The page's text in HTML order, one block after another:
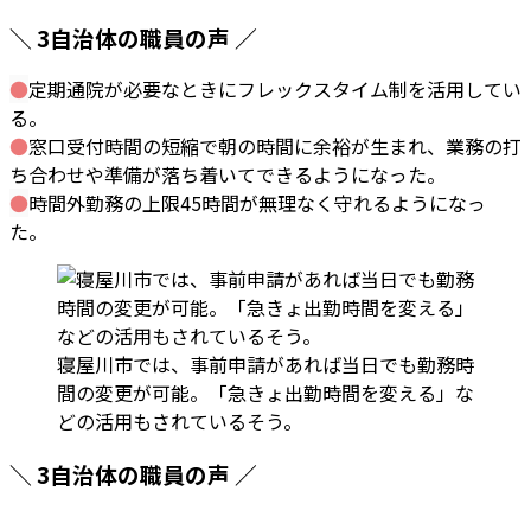
＼ 3自治体の職員の声 ／
●定期通院が必要なときにフレックスタイム制を活用してい
る。
●窓口受付時間の短縮で朝の時間に余裕が生まれ、業務の打
ち合わせや準備が落ち着いてできるようになった。
●時間外勤務の上限45時間が無理なく守れるようになっ
た。
寝屋川市では、事前申請があれば当日でも勤務時
間の変更が可能。「急きょ出勤時間を変える」な
どの活用もされているそう。
＼ 3自治体の職員の声 ／